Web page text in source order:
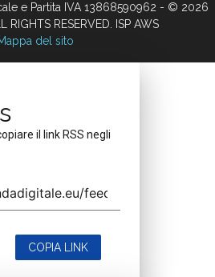
e Partita IVA 13868590962 - © 2026
RIGHTS RESERVED. ISP AWS
del sito
il link RSS negli
COPIA LINK